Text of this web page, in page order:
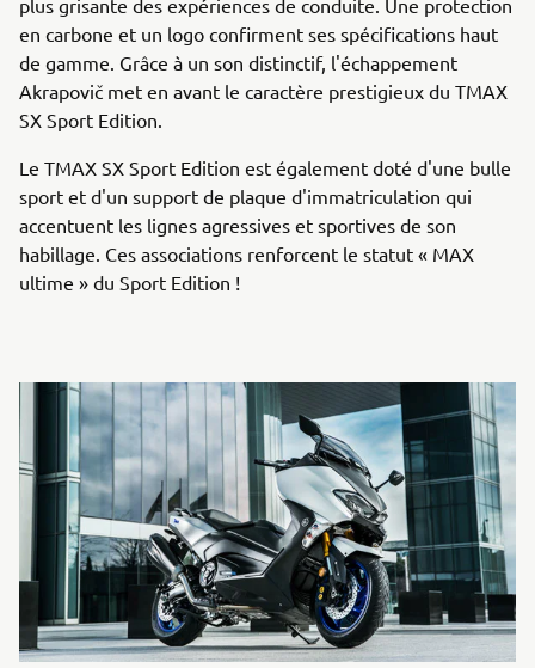
plus grisante des expériences de conduite. Une protection
en carbone et un logo confirment ses spécifications haut
de gamme. Grâce à un son distinctif, l'échappement
Akrapovič met en avant le caractère prestigieux du TMAX
SX Sport Edition.
Le TMAX SX Sport Edition est également doté d'une bulle
sport et d'un support de plaque d'immatriculation qui
accentuent les lignes agressives et sportives de son
habillage. Ces associations renforcent le statut « MAX
ultime » du Sport Edition !